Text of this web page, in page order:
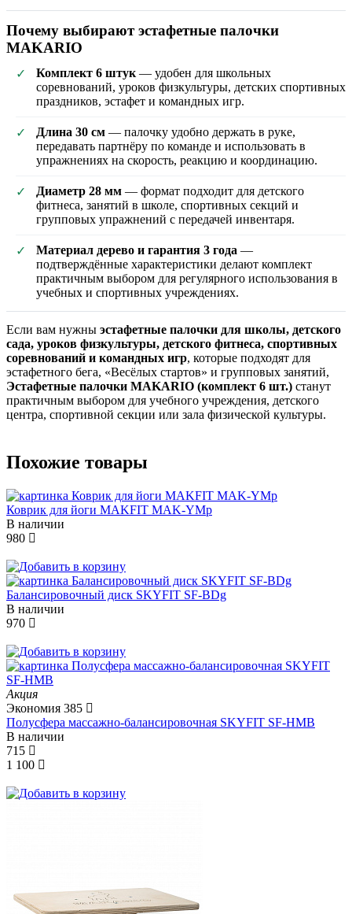
Почему выбирают эстафетные палочки
MAKARIO
✓ Комплект 6 штук— удобен для школьных
соревнований, уроков физкультуры, детских спортивных
праздников, эстафет и командных игр.
✓ Длина 30 см — палочку удобно держать в руке,
передавать партнёру по команде и использовать в
упражнениях на скорость, реакцию и координацию.
✓ Диаметр 28 мм — формат подходит для детского
фитнеса, занятий в школе, спортивных секций и
групповых упражнений с передачей инвентаря.
✓ Материал дерево и гарантия 3 года —
подтверждённые характеристики делают комплект
практичным выбором для регулярного использования в
учебных и спортивных учреждениях.
Если вам нужны эстафетные палочки для школы, детского
сада, уроков физкультуры, детского фитнеса, спортивных
соревнований и командных игр, которые подходят для
эстафетного бега, «Весёлых стартов» и групповых занятий,
Эстафетные палочки MAKARIO (комплект 6 шт.) станут
практичным выбором для учебного учреждения, детского
центра, спортивной секции или зала физической культуры.
Похожие товары
Коврик для йоги MAKFIT MAK-YMp
В наличии
980
Балансировочный диск SKYFIT SF-BDg
В наличии
970
Акция
Экономия 385
Полусфера массажно-балансировочная SKYFIT SF-HMB
В наличии
715
1 100